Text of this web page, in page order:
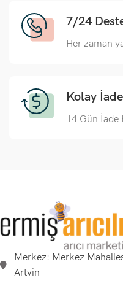
7/24
Her zaman
Kolay İade
14 Gün İade
Merkez: Merkez
Artvin